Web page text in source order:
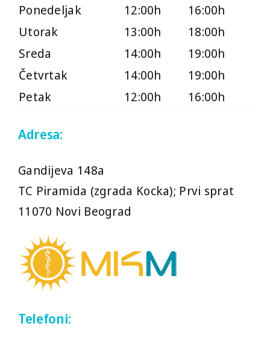
Ponedeljak
12:00h
16:00h
Utorak
13:00h
18:00h
Sreda
14:00h
19:00h
Četvrtak
14:00h
19:00h
Petak
12:00h 16:00h
Adresa:
Gandijeva 148a
TC Piramida (zgrada Kocka); Prvi sprat
11070 Novi Beograd
Telefoni: